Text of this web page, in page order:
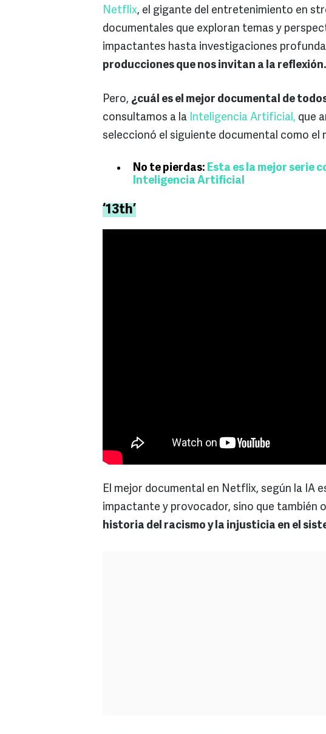
Netflix, el gigante del entretenimiento en
documentales que exploran temas y
impactantes hasta investigaciones
producciones que nos invitan a la reflexión.
Pero, ¿cuál es el mejor documental de
consultamos a la Inteligencia Artificial, que
seleccionó el siguiente documental como el
No te pierdas: Esta es la mejor serie
Inteligencia Artificial
‘13th’
El mejor documental en Netflix, según la IA
impactante y provocador, sino que también
historia del racismo y la injusticia en el